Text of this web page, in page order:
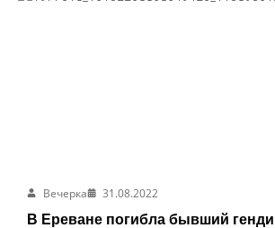
Вечерка
31.08.2022
В Ереване погибла бывший